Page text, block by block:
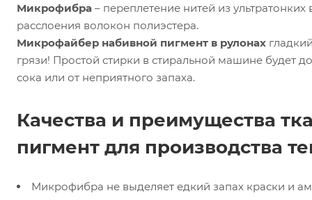
Микрофибра – переплетение нитей из
расслоения волокон полиэстера.
Микрофайбер набивной пигмент в рулонах
грязи! Простой стирки в стиральной машине будет
сока или от неприятного запаха.
Качества и преимущества
пигмент для производства
Микрофибра не выделяет едкий запах краски и